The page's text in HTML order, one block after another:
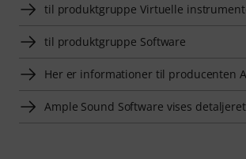
til produktgruppe Virtuelle
til produktgruppe Software
Her er informationer til producenten
Ample Sound Software vises detaljeret